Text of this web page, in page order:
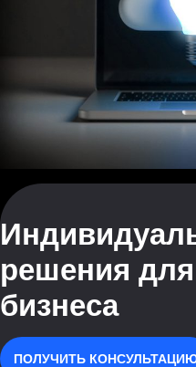
решения
бизнеса
ПОЛУЧИТЬ